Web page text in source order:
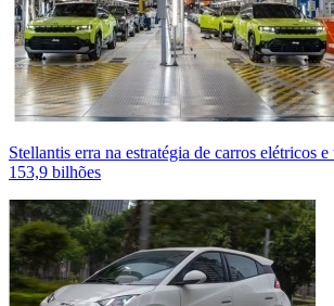
Stellantis erra na estratégia de carros elétricos
153,9 bilhões